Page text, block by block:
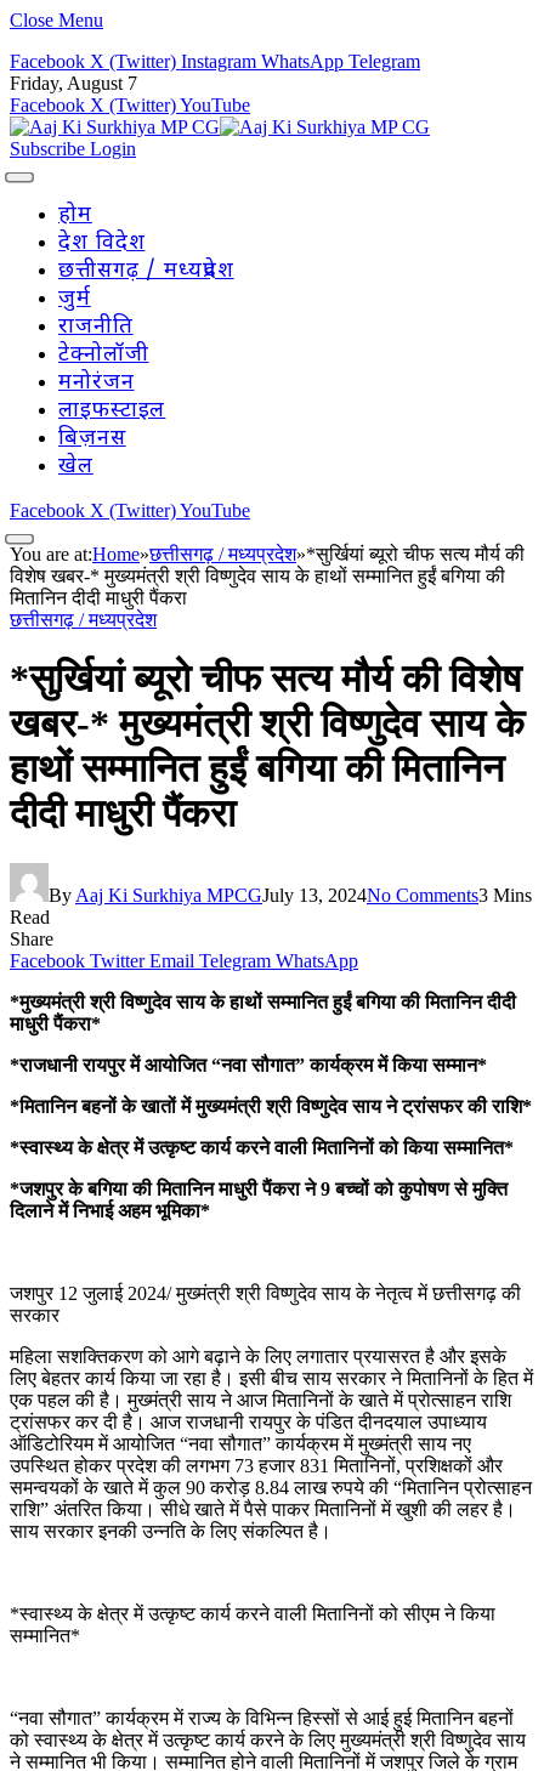
Close Menu
Facebook X (Twitter) Instagram WhatsApp Telegram
Friday, August 7
Facebook X (Twitter)YouTube
Subscribe Login
होम
देश विदेश
छत्तीसगढ़ / मध्यप्रदेश
जुर्म
राजनीति
टेक्नोलॉजी
मनोरंजन
लाइफस्टाइल
बिज़नस
खेल
Facebook X (Twitter)YouTube
You are at:Home»छत्तीसगढ़ / मध्यप्रदेश»*सुर्खियां ब्यूरो चीफ सत्य मौर्य की
विशेष खबर-* मुख्यमंत्री श्री विष्णुदेव साय के हाथों सम्मानित हुईं बगिया की
मितानिन दीदी माधुरी पैंकरा
छत्तीसगढ़ / मध्यप्रदेश
*सुर्खियां ब्यूरो चीफ सत्य मौर्य की विशेष
खबर-* मुख्यमंत्री श्री विष्णुदेव साय के
हाथों सम्मानित हुईं बगिया की मितानिन
दीदी माधुरी पैंकरा
By Aaj Ki Surkhiya MPCGJuly 13, 2024No Comments3 Mins
Read
Share
Facebook Twitter Email Telegram WhatsApp
*मुख्यमंत्री श्री विष्णुदेव साय के हाथों सम्मानित हुईं बगिया की मितानिन दीदी
माधुरी पैंकरा*
*राजधानी रायपुर में आयोजित “नवा सौगात” कार्यक्रम में किया सम्मान*
*मितानिन बहनों के खातों में मुख्यमंत्री श्री विष्णुदेव साय ने ट्रांसफर की राशि*
*स्वास्थ्य के क्षेत्र में उत्कृष्ट कार्य करने वाली मितानिनों को किया सम्मानित*
*जशपुर के बगिया की मितानिन माधुरी पैंकरा ने 9 बच्चों को कुपोषण से मुक्ति
दिलाने में निभाई अहम भूमिका*
जशपुर 12 जुलाई 2024/ मुख्मंत्री श्री विष्णुदेव साय के नेतृत्व में छत्तीसगढ़ की
सरकार
महिला सशक्तिकरण को आगे बढ़ाने के लिए लगातार प्रयासरत है और इसके
लिए बेहतर कार्य किया जा रहा है। इसी बीच साय सरकार ने मितानिनों के हित में
एक पहल की है। मुख्मंत्री साय ने आज मितानिनों के खाते में प्रोत्साहन राशि
ट्रांसफर कर दी है। आज राजधानी रायपुर के पंडित दीनदयाल उपाध्याय
ऑडिटोरियम में आयोजित “नवा सौगात” कार्यक्रम में मुख्मंत्री साय नए
उपस्थित होकर प्रदेश की लगभग 73 हजार 831 मितानिनों, प्रशिक्षकों और
समन्वयकों के खाते में कुल 90 करोड़ 8.84 लाख रुपये की “मितानिन प्रोत्साहन
राशि” अंतरित किया। सीधे खाते में पैसे पाकर मितानिनों में खुशी की लहर है।
साय सरकार इनकी उन्नति के लिए संकल्पित है।
*स्वास्थ्य के क्षेत्र में उत्कृष्ट कार्य करने वाली मितानिनों को सीएम ने किया
सम्मानित*
“नवा सौगात” कार्यक्रम में राज्य के विभिन्न हिस्सों से आई हुई मितानिन बहनों
को स्वास्थ्य के क्षेत्र में उत्कृष्ट कार्य करने के लिए मुख्यमंत्री श्री विष्णुदेव साय
ने सम्मानित भी किया। सम्मानित होने वाली मितानिनों में जशपुर जिले के ग्राम